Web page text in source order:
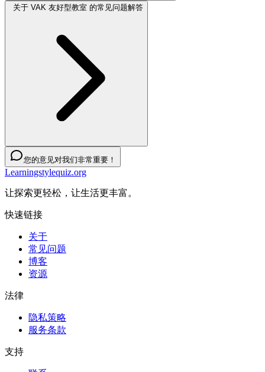
关于 VAK 友好型教室 的常见问题解答
您的意见对我们非常重要！
Learningstylequiz.org
让探索更轻松，让生活更丰富。
快速链接
关于
常见问题
博客
资源
法律
隐私策略
服务条款
支持